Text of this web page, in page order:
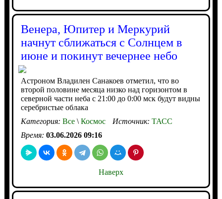
Венера, Юпитер и Меркурий
начнут сближаться с Солнцем в
июне и покинут вечернее небо
Астроном Владилен Санакоев отметил, что во
второй половине месяца низко над горизонтом в
северной части неба с 21:00 до 0:00 мск будут видны
серебристые облака
Категория: Все\Космос Источник: ТАСС
Время: 03.06.2026 09:16
Наверх